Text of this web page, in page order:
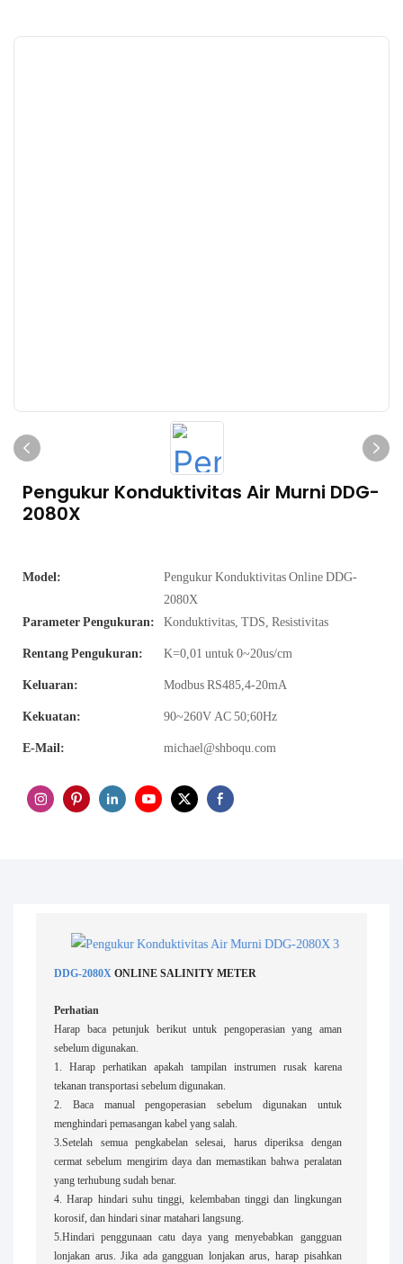
Pengukur Konduktivitas Air Murni DDG-
2080X
Model:
Pengukur Konduktivitas Online DDG-
2080X
Parameter Pengukuran:
Konduktivitas, TDS, Resistivitas
Rentang Pengukuran: K=0,01 untuk 0~20us/cm
Keluaran: Modbus RS485,4-20mA
Kekuatan: 90~260V AC 50;60Hz
E-Mail: michael@shboqu.com
DDG-2080XONLINE SALINITY METER
Perhatian
Harap baca petunjuk berikut untuk pengoperasian yang aman
sebelum digunakan.
1. Harap perhatikan apakah tampilan instrumen rusak karena
tekanan transportasi sebelum digunakan.
2. Baca manual pengoperasian sebelum digunakan untuk
menghindari pemasangan kabel yang salah.
3.Setelah semua pengkabelan selesai, harus diperiksa dengan
cermat sebelum mengirim daya dan memastikan bahwa peralatan
yang terhubung sudah benar.
4. Harap hindari suhu tinggi, kelembaban tinggi dan lingkungan
korosif, dan hindari sinar matahari langsung.
5.Hindari penggunaan catu daya yang menyebabkan gangguan
lonjakan arus. Jika ada gangguan lonjakan arus, harap pisahkan